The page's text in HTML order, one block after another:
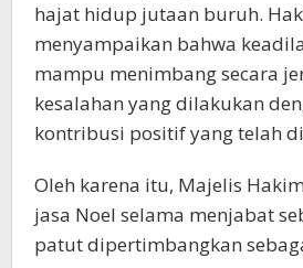
hajat hidup jutaan buruh.
menyampaikan bahwa
mampu menimbang secara
kesalahan yang dilakukan
kontribusi positif yang telah
Oleh karena itu, Majelis
jasa Noel selama menjabat
patut dipertimbangkan